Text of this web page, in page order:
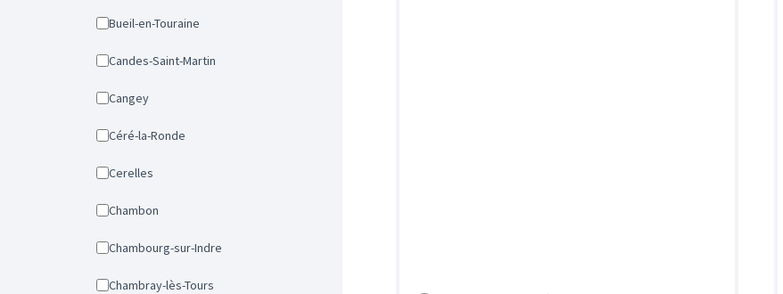
Bueil-en-Touraine
Candes-Saint-Martin
Cangey
Céré-la-Ronde
Cerelles
Chambon
Chambourg-sur-Indre
Chambray-lès-Tours